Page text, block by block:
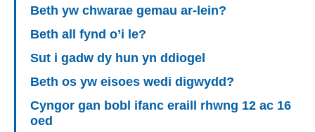
Beth yw chwarae gemau ar-lein?
Beth all fynd o’i le?
Sut i gadw dy hun yn ddiogel
Beth os yw eisoes wedi digwydd?
Cyngor gan bobl ifanc eraill rhwng 12 ac 16
oed